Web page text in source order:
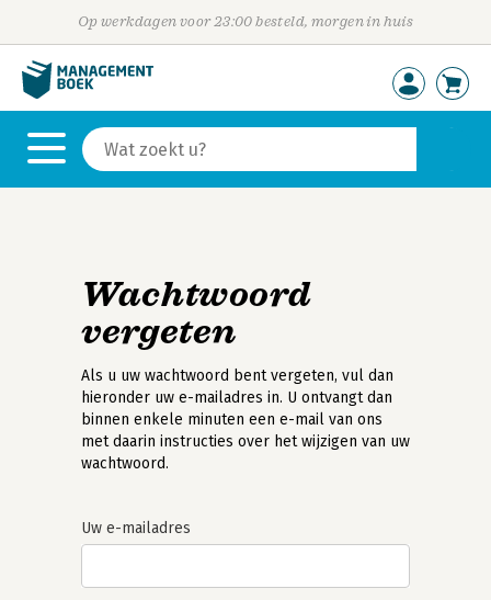
Op werkdagen voor 23:00 besteld, morgen in huis
Wachtwoord
vergeten
Als u uw wachtwoord bent vergeten, vul dan
hieronder uw e-mailadres in. U ontvangt dan
binnen enkele minuten een e-mail van ons
met daarin instructies over het wijzigen van uw
wachtwoord.
Uw e-mailadres